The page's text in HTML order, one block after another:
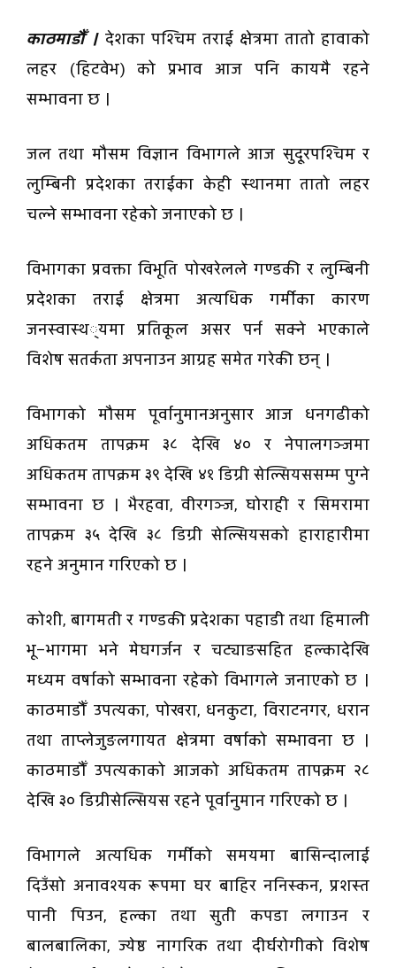
काठमाडौँ । देशका पश्चिम तराई क्षेत्रमा तातो हावाको
लहर (हिटवेभ) को प्रभाव आज पनि कायमै रहने
सम्भावना छ ।
जल तथा मौसम विज्ञान विभागले आज सुदूरपश्चिम र
लुम्बिनी प्रदेशका तराईका केही स्थानमा तातो लहर
चल्ने सम्भावना रहेको जनाएको छ ।
विभागका प्रवक्ता विभूति पोखरेलले गण्डकी र लुम्बिनी
प्रदेशका तराई क्षेत्रमा अत्यधिक गर्मीका कारण
जनस्वास्थ्यमा प्रतिकूल असर पर्न सक्ने भएकाले
विशेष सतर्कता अपनाउन आग्रह समेत गरेकी छन् ।
विभागको मौसम पूर्वानुमानअनुसार आज धनगढीको
अधिकतम तापक्रम ३८ देखि ४० र नेपालगञ्जमा
अधिकतम तापक्रम ३९ देखि ४१ डिग्री सेल्सियससम्म पुग्ने
सम्भावना छ । भैरहवा, वीरगञ्ज, घोराही र सिमरामा
तापक्रम ३५ देखि ३८ डिग्री सेल्सियसको हाराहारीमा
रहने अनुमान गरिएको छ ।
कोशी, बागमती र गण्डकी प्रदेशका पहाडी तथा हिमाली
भू–भागमा भने मेघगर्जन र चट्याङसहित हल्कादेखि
मध्यम वर्षाको सम्भावना रहेको विभागले जनाएको छ ।
काठमाडौँ उपत्यका, पोखरा, धनकुटा, विराटनगर, धरान
तथा ताप्लेजुङलगायत क्षेत्रमा वर्षाको सम्भावना छ ।
काठमाडौँ उपत्यकाको आजको अधिकतम तापक्रम २८
देखि ३० डिग्रीसेल्सियस रहने पूर्वानुमान गरिएको छ ।
विभागले अत्यधिक गर्मीको समयमा बासिन्दालाई
दिउँसो अनावश्यक रूपमा घर बाहिर ननिस्कन, प्रशस्त
पानी पिउन, हल्का तथा सुती कपडा लगाउन र
बालबालिका, ज्येष्ठ नागरिक तथा दीर्घरोगीको विशेष